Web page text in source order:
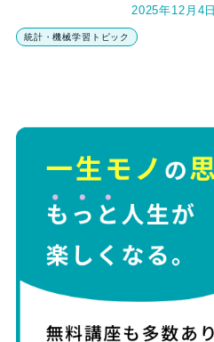
2025年12月4日
統計・機械学習トピック